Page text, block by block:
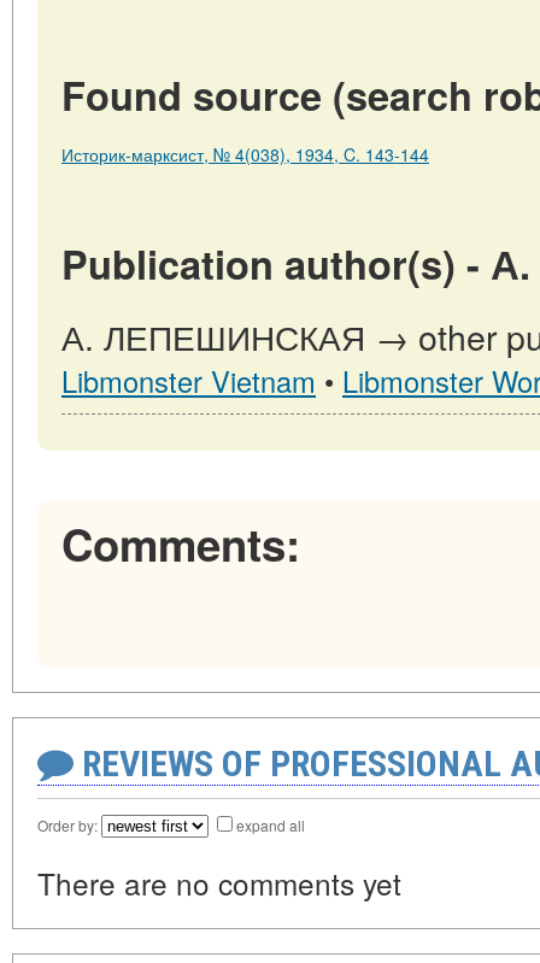
Found source (search
Историк-марксист, № 4(038), 1934, C. 143-144
Publication author(s) -
А. ЛЕПЕШИНСКАЯ → other
Libmonster Vietnam • Libmonster
Comments:
REVIEWS OF PROFESSIONAL
Order by: expand all
There are no comments yet